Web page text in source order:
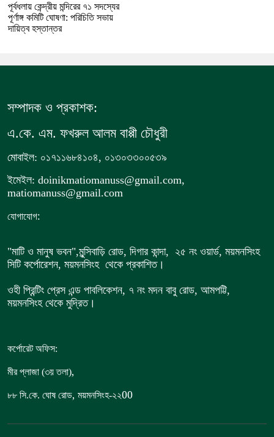
পূর্বধলায় কেন্দ্রীয় মন্দিরের ৭১ সদস্যের
পূর্ণাঙ্গ কমিটি ঘোষণা: পরিচিতি সভায়
দায়িত্ব হস্তান্তর
সম্পাদক ও প্রকাশক:
এ.কে. এম. ফখরুল আলম বাপ্পী চৌধুরী
মোবাইল: ০১৭১১৬৮৪১০৪, ০১৩০৩৩০০৫৩৯
ইমেইল: doinikmatiomanuss@gmail.com,
matiomanuss@gmail.com
যোগাযোগ:
"মাটি ও মানুষ ভবন",মুন্সিবাড়ি রোড, দিগার কান্দা, ২৫ নং ওয়ার্ড, ময়মনসিংহ
সিটি কর্পোরেশন, ময়মনসিংহ থেকে প্রকাশিত।
ওহী প্রিন্টিং প্রেস এন্ড পাবলিকেশন, ৭ নং মদন বাবু রোড, আমপট্টি,
ময়মনসিংহ থেকে মুদ্রিত।
কর্পোরেট অফিস:
মীর প্লাজা (৩য় তলা),
৮৮ সি.কে. ঘোষ রোড, ময়মনসিংহ-২২00